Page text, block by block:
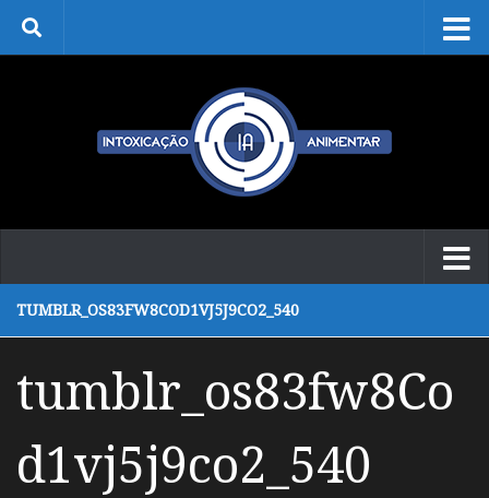
Skip to content
TUMBLR_OS83FW8COD1VJ5J9CO2_540
tumblr_os83fw8Co
d1vj5j9co2_540